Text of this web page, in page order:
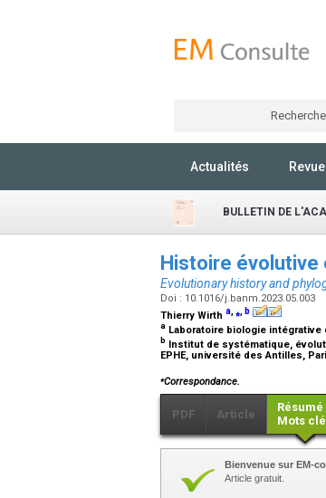
Actualités
BULLETIN DE
Histoire évolutive
Evolutionary history and
Doi : 10.1016/j.banm.2023.05.003
Thierry Wirth a,⁎, b
a Laboratoire biologie intégrative
b Institut de systématique,
EPHE, université des Antilles,
⁎Correspondance.
PDF Article
Résumé
Mots
Bienvenue sur EM-
Article gratuit.